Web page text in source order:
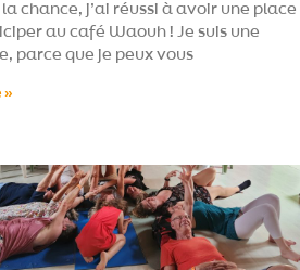
la chance, j’ai réussi à avoir une place
au café Waouh ! Je suis une
parce que je peux vous
»